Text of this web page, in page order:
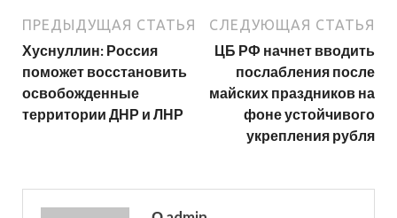
ПРЕДЫДУЩАЯ СТАТЬЯ
Хуснуллин: Россия
поможет восстановить
освобожденные
территории ДНР и ЛНР
СЛЕДУЮЩАЯ СТАТЬЯ
ЦБ РФ начнет вводить
послабления после
майских праздников на
фоне устойчивого
укрепления рубля